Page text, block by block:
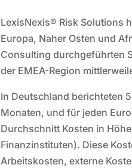
LexisNexis® Risk Solutions
Europa, Naher Osten und
Consulting durchgeführten
der EMEA-Region
In Deutschland berichteten
Monaten, und für jeden
Durchschnitt Kosten in
Finanzinstituten). Diese
Arbeitskosten, externe